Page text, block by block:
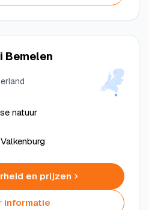
Bemelen
natuur
en prijzen
informatie